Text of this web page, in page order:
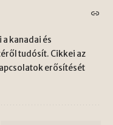
kanadai és
tudósít. Cikkei az
erősítését